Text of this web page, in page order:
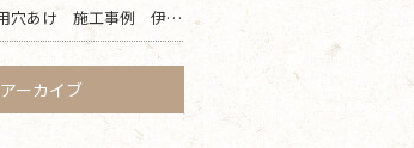
エアコン用穴あけ 施工事例 伊勢原 秦野 平塚 二宮 エリア
アーカイブ